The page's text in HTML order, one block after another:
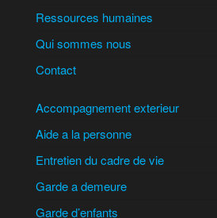
Ressources humaines
Qui sommes nous
Contact
Accompagnement exterieur
Aide a la personne
Entretien du cadre de vie
Garde a demeure
Garde d’enfants